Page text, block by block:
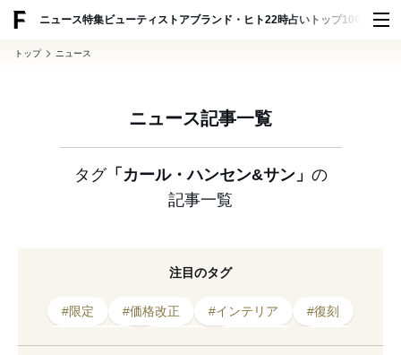
ニュース特集ビューティ ストアブランド・ヒト22時占い トップ100 スナッ
トップ ニュース
ニュース記事一覧
タグ「カール・ハンセン&サン」 の
記事一覧
注目のタグ
#限定 #価格改正 #インテリア
#復刻